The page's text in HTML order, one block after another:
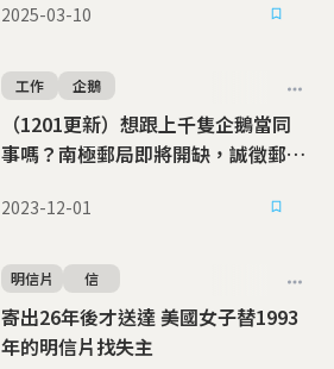
2025-03-10
（1201更新）想跟上千隻企鵝當同
事嗎？南極郵局即將開缺，誠徵郵差
工作 企鵝
2023-12-01
寄出26年後才送達 美國女子替1993
年的明信片找失主
明信片 信